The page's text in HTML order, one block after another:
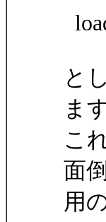
と
ま
こ
面
用